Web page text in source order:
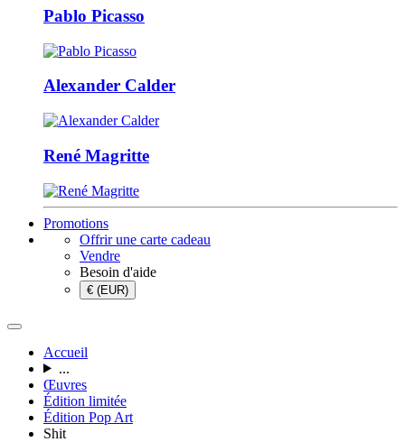
Pablo Picasso
Alexander Calder
René Magritte
Promotions
Offrir une carte cadeau
Vendre
Besoin d'aide
€ (EUR)
Accueil
...
Œuvres
Édition limitée
Édition Pop Art
Shit